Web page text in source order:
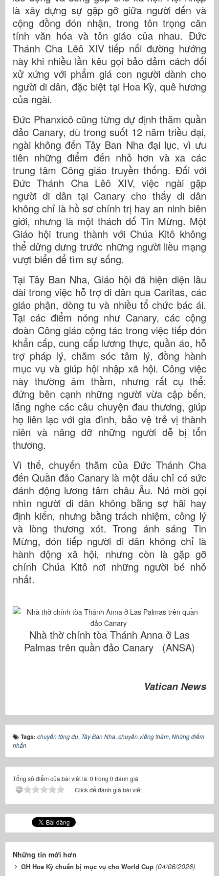
là xây dựng sự gặp gỡ giữa người đến và
cộng đồng đón nhận, trong tôn trọng căn
tính văn hóa và tôn giáo của nhau. Đức
Thánh Cha Lêô XIV tiếp nối đường hướng
này khi nhiều lần kêu gọi bảo đảm cách đối
xử xứng với phẩm giá con người dành cho
người di dân, đặc biệt tại Hoa Kỳ, quê hương
của ngài.
Đức Phanxicô cũng từng dự định thăm quần
đảo Canary, dù trong suốt 12 năm triều đại,
ngài không đến Tây Ban Nha đại lục, vì ưu
tiên những điểm đến nhỏ hơn và xa các
trung tâm Công giáo truyền thống. Đối với
Đức Thánh Cha Lêô XIV, việc ngài gặp
người di dân tại Canary cho thấy di dân
không chỉ là hồ sơ chính trị hay an ninh biên
giới, nhưng là một thách đố Tin Mừng. Một
Giáo hội trung thành với Chúa Kitô không
thể dửng dưng trước những người liều mạng
vượt biển để tìm sự sống.
Tại Tây Ban Nha, Giáo hội đã hiện diện lâu
dài trong việc hỗ trợ di dân qua Caritas, các
giáo phận, dòng tu và nhiều tổ chức bác ái.
Tại các điểm nóng như Canary, các cộng
đoàn Công giáo cộng tác trong việc tiếp đón
khẩn cấp, cung cấp lương thực, quần áo, hỗ
trợ pháp lý, chăm sóc tâm lý, đồng hành
mục vụ và giúp hội nhập xã hội. Công việc
này thường âm thầm, nhưng rất cụ thể:
đứng bên cạnh những người vừa cập bến,
lắng nghe các câu chuyện đau thương, giúp
họ liên lạc với gia đình, bảo vệ trẻ vị thành
niên và nâng đỡ những người dễ bị tổn
thương.
Vì thế, chuyến thăm của Đức Thánh Cha
đến Quần đảo Canary là một dấu chỉ có sức
đánh động lương tâm châu Âu. Nó mời gọi
nhìn người di dân không bằng sợ hãi hay
định kiến, nhưng bằng trách nhiệm, công lý
và lòng thương xót. Trong ánh sáng Tin
Mừng, đón tiếp người di dân không chỉ là
hành động xã hội, nhưng còn là gặp gỡ
chính Chúa Kitô nơi những người bé nhỏ
nhất.
Nhà thờ chính tòa Thánh Anna ở Las
Palmas trên quần đảo Canary (ANSA)
Vatican News
Tags: chuyến tông du, Tây Ban Nha, chuyến viếng thăm, Những điểm
nhấn
Tổng số điểm của bài viết là: 0 trong 0 đánh giá
Click để đánh giá bài viết
Những tin mới hơn
GH Hoa Kỳ chuẩn bị mục vụ cho World Cup (04/06/2026)